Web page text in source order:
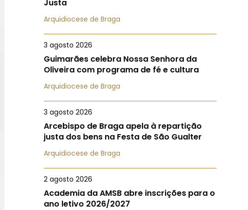
Justa
Arquidiocese de Braga
3 agosto 2026
Guimarães celebra Nossa Senhora da
Oliveira com programa de fé e cultura
Arquidiocese de Braga
3 agosto 2026
Arcebispo de Braga apela à repartição
justa dos bens na Festa de São Gualter
Arquidiocese de Braga
2 agosto 2026
Academia da AMSB abre inscrições para o
ano letivo 2026/2027